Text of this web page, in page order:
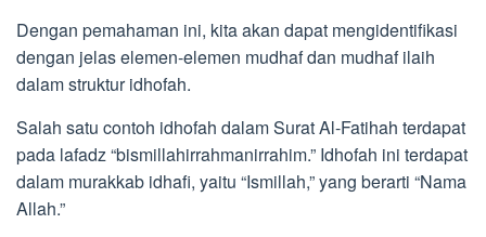
Dengan pemahaman ini, kita akan dapat mengidentifikasi
dengan jelas elemen-elemen mudhaf dan mudhaf ilaih
dalam struktur idhofah.
Salah satu contoh idhofah dalam Surat Al-Fatihah terdapat
pada lafadz “bismillahirrahmanirrahim.” Idhofah ini terdapat
dalam murakkab idhafi, yaitu “Ismillah,” yang berarti “Nama
Allah.”